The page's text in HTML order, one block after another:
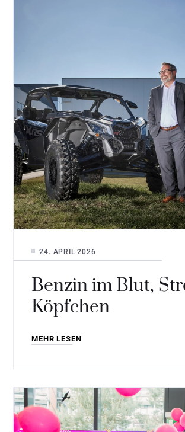
Benzin im Blut,
Köpfchen
24. APRIL 2026
MEHR LESEN